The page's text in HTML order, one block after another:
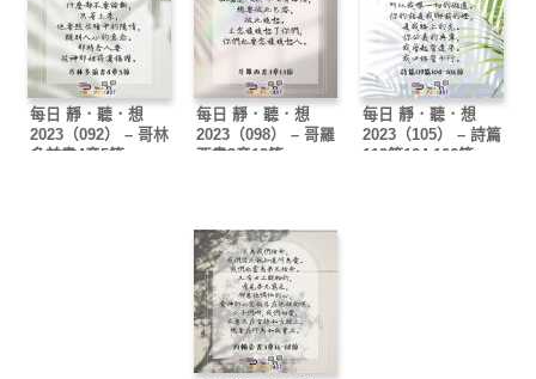
每日 靜．聽．想
2023（092） – 哥林
多前書4章5節
每日 靜．聽．想
2023（098） – 哥羅
西書3章13節
每日 靜．聽．想
2023（105） – 詩篇
119篇104-106節